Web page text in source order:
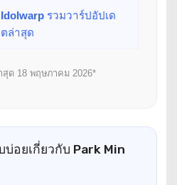
Idolwarpรวมวาร์ปอัปเด
ตล่าสุด
ด 18 พฤษภาคม 2026*
อยเกี่ยวกับ Park Min